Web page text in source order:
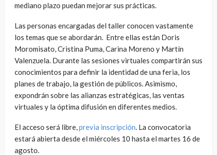
mediano plazo puedan mejorar sus prácticas.
Las personas encargadas del taller conocen vastamente
los temas que se abordarán. Entre ellas están Doris
Moromisato, Cristina Puma, Carina Moreno y Martín
Valenzuela. Durante las sesiones virtuales compartirán sus
conocimientos para definir la identidad de una feria, los
planes de trabajo, la gestión de públicos. Asimismo,
expondrán sobre las alianzas estratégicas, las ventas
virtuales y la óptima difusión en diferentes medios.
El acceso será libre,previa inscripción. La convocatoria
estará abierta desde el miércoles 10 hasta el martes 16 de
agosto.